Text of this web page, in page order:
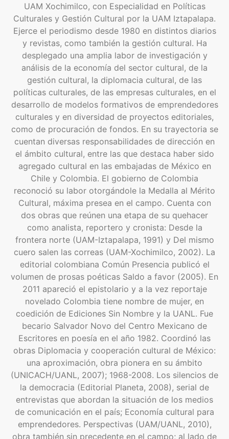
UAM Xochimilco, con Especialidad en Políticas
Culturales y Gestión Cultural por la UAM Iztapalapa.
Ejerce el periodismo desde 1980 en distintos diarios
y revistas, como también la gestión cultural. Ha
desplegado una amplia labor de investigación y
análisis de la economía del sector cultural, de la
gestión cultural, la diplomacia cultural, de las
políticas culturales, de las empresas culturales, en el
desarrollo de modelos formativos de emprendedores
culturales y en diversidad de proyectos editoriales,
como de procuración de fondos. En su trayectoria se
cuentan diversas responsabilidades de dirección en
el ámbito cultural, entre las que destaca haber sido
agregado cultural en las embajadas de México en
Chile y Colombia. El gobierno de Colombia
reconoció su labor otorgándole la Medalla al Mérito
Cultural, máxima presea en el campo. Cuenta con
dos obras que reúnen una etapa de su quehacer
como analista, reportero y cronista: Desde la
frontera norte (UAM-Iztapalapa, 1991) y Del mismo
cuero salen las correas (UAM-Xochimilco, 2002). La
editorial colombiana Común Presencia publicó el
volumen de prosas poéticas Saldo a favor (2005). En
2011 apareció el epistolario y a la vez reportaje
novelado Colombia tiene nombre de mujer, en
coedición de Ediciones Sin Nombre y la UANL. Fue
becario Salvador Novo del Centro Mexicano de
Escritores en poesía en el año 1982. Coordinó las
obras Diplomacia y cooperación cultural de México:
una aproximación, obra pionera en su ámbito
(UNICACH/UANL, 2007); 1968-2008. Los silencios de
la democracia (Editorial Planeta, 2008), serial de
entrevistas que abordan la situación de los medios
de comunicación en el país; Economía cultural para
emprendedores. Perspectivas (UAM/UANL, 2010),
obra también sin precedente en el campo; al lado de